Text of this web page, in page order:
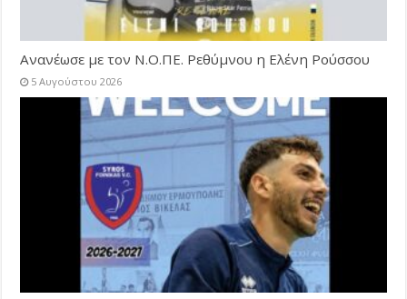
Ανανέωσε με τον Ν.Ο.ΠΕ. Ρεθύμνου η Ελένη Ρούσσου
5 Αυγούστου 2026